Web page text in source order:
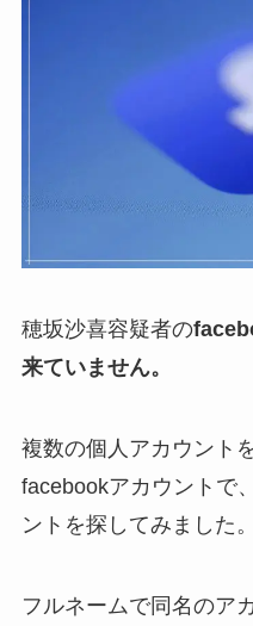
穂坂沙喜容疑者の
来ていません。
複数の個人アカウント
facebookアカウントで
ントを探してみました。
フルネームで同名のア